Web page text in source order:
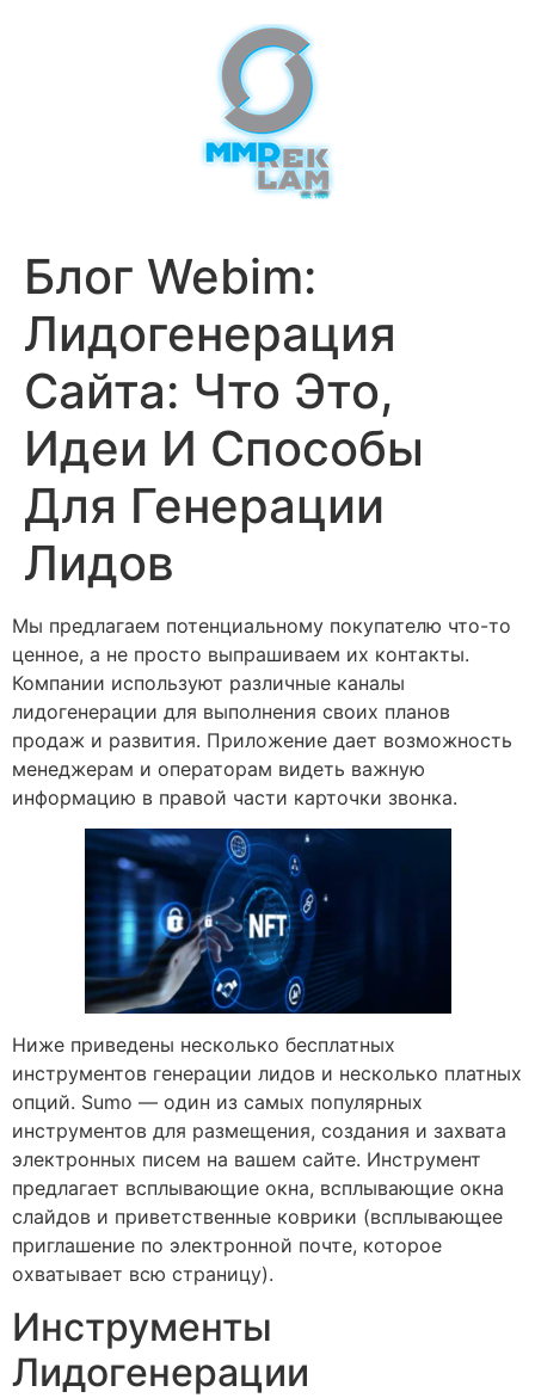
Блог Webim:
Лидогенерация
Сайта: Что Это,
Идеи И Способы
Для Генерации
Лидов
Мы предлагаем потенциальному покупателю что-то
ценное, а не просто выпрашиваем их контакты.
Компании используют различные каналы
лидогенерации для выполнения своих планов
продаж и развития. Приложение дает возможность
менеджерам и операторам видеть важную
информацию в правой части карточки звонка.
Ниже приведены несколько бесплатных
инструментов генерации лидов и несколько платных
опций. Sumo — один из самых популярных
инструментов для размещения, создания и захвата
электронных писем на вашем сайте. Инструмент
предлагает всплывающие окна, всплывающие окна
слайдов и приветственные коврики (всплывающее
приглашение по электронной почте, которое
охватывает всю страницу).
Инструменты
Лидогенерации